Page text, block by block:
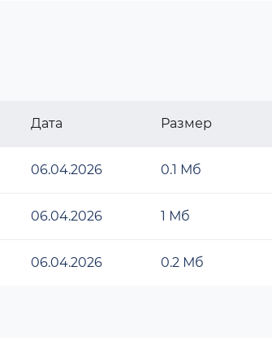
Дата Размер
06.04.2026 0.1 Мб
06.04.2026 1 Мб
06.04.2026 0.2 Мб